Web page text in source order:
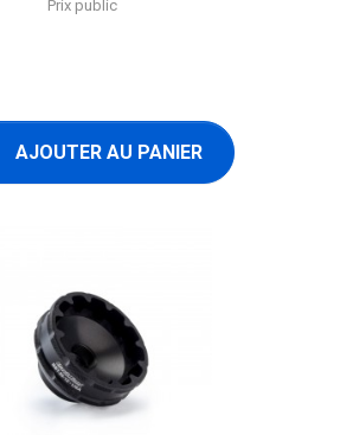
Prix public
AJOUTER AU PANIER